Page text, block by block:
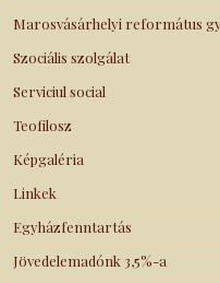
Marosvásárhelyi református
Szociális szolgálat
Serviciul social
Teofilosz
Képgaléria
Linkek
Egyházfenntartás
Jövedelemadónk 3,5%-a